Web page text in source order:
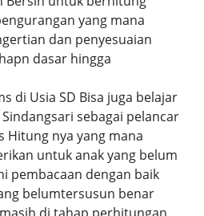
yang mana
dan penyesuaian
dasar hingga
di Usia SD Bisa juga belajar
sebagai pelancar
Hitung nya yang mana
untuk anak yang belum
pembacaan dengan baik
belumtersusun benar